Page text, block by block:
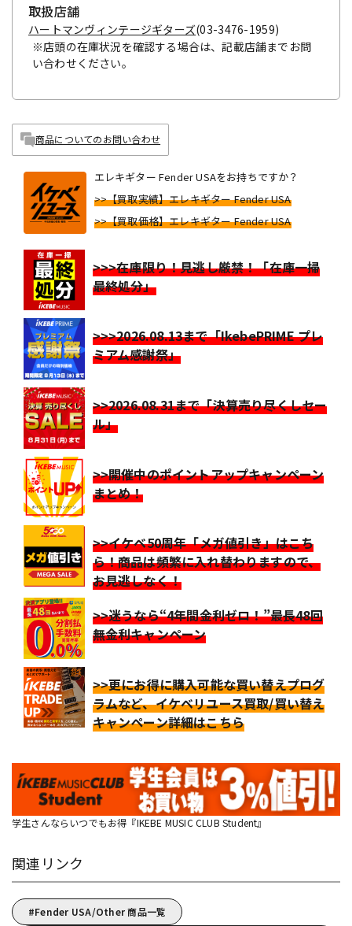
取扱店舗
ハートマンヴィンテージギターズ(03-3476-1959)
※店頭の在庫状況を確認する場合は、記載店舗までお問
い合わせください。
商品についてのお問い合わせ
エレキギター Fender USAをお持ちですか？
>>【買取実績】エレキギター Fender USA
>>【買取価格】エレキギター Fender USA
>>>在庫限り！見逃し厳禁！「在庫一掃
最終処分」
>>>2026.08.13まで「IkebePRIME プレ
ミアム感謝祭」
>>2026.08.31まで「決算売り尽くしセー
ル」
>>開催中のポイントアップキャンペーン
まとめ！
>>イケベ50周年「メガ値引き」はこち
ら！商品は頻繁に入れ替わりますので、
お見逃しなく！
>>迷うなら“4年間金利ゼロ！”最長48回
無金利キャンペーン
>>更にお得に購入可能な買い替えプログ
ラムなど、イケベリユース買取/買い替え
キャンペーン詳細はこちら
学生さんならいつでもお得『IKEBE MUSIC CLUB Student』
関連リンク
Fender USA/Other 商品一覧